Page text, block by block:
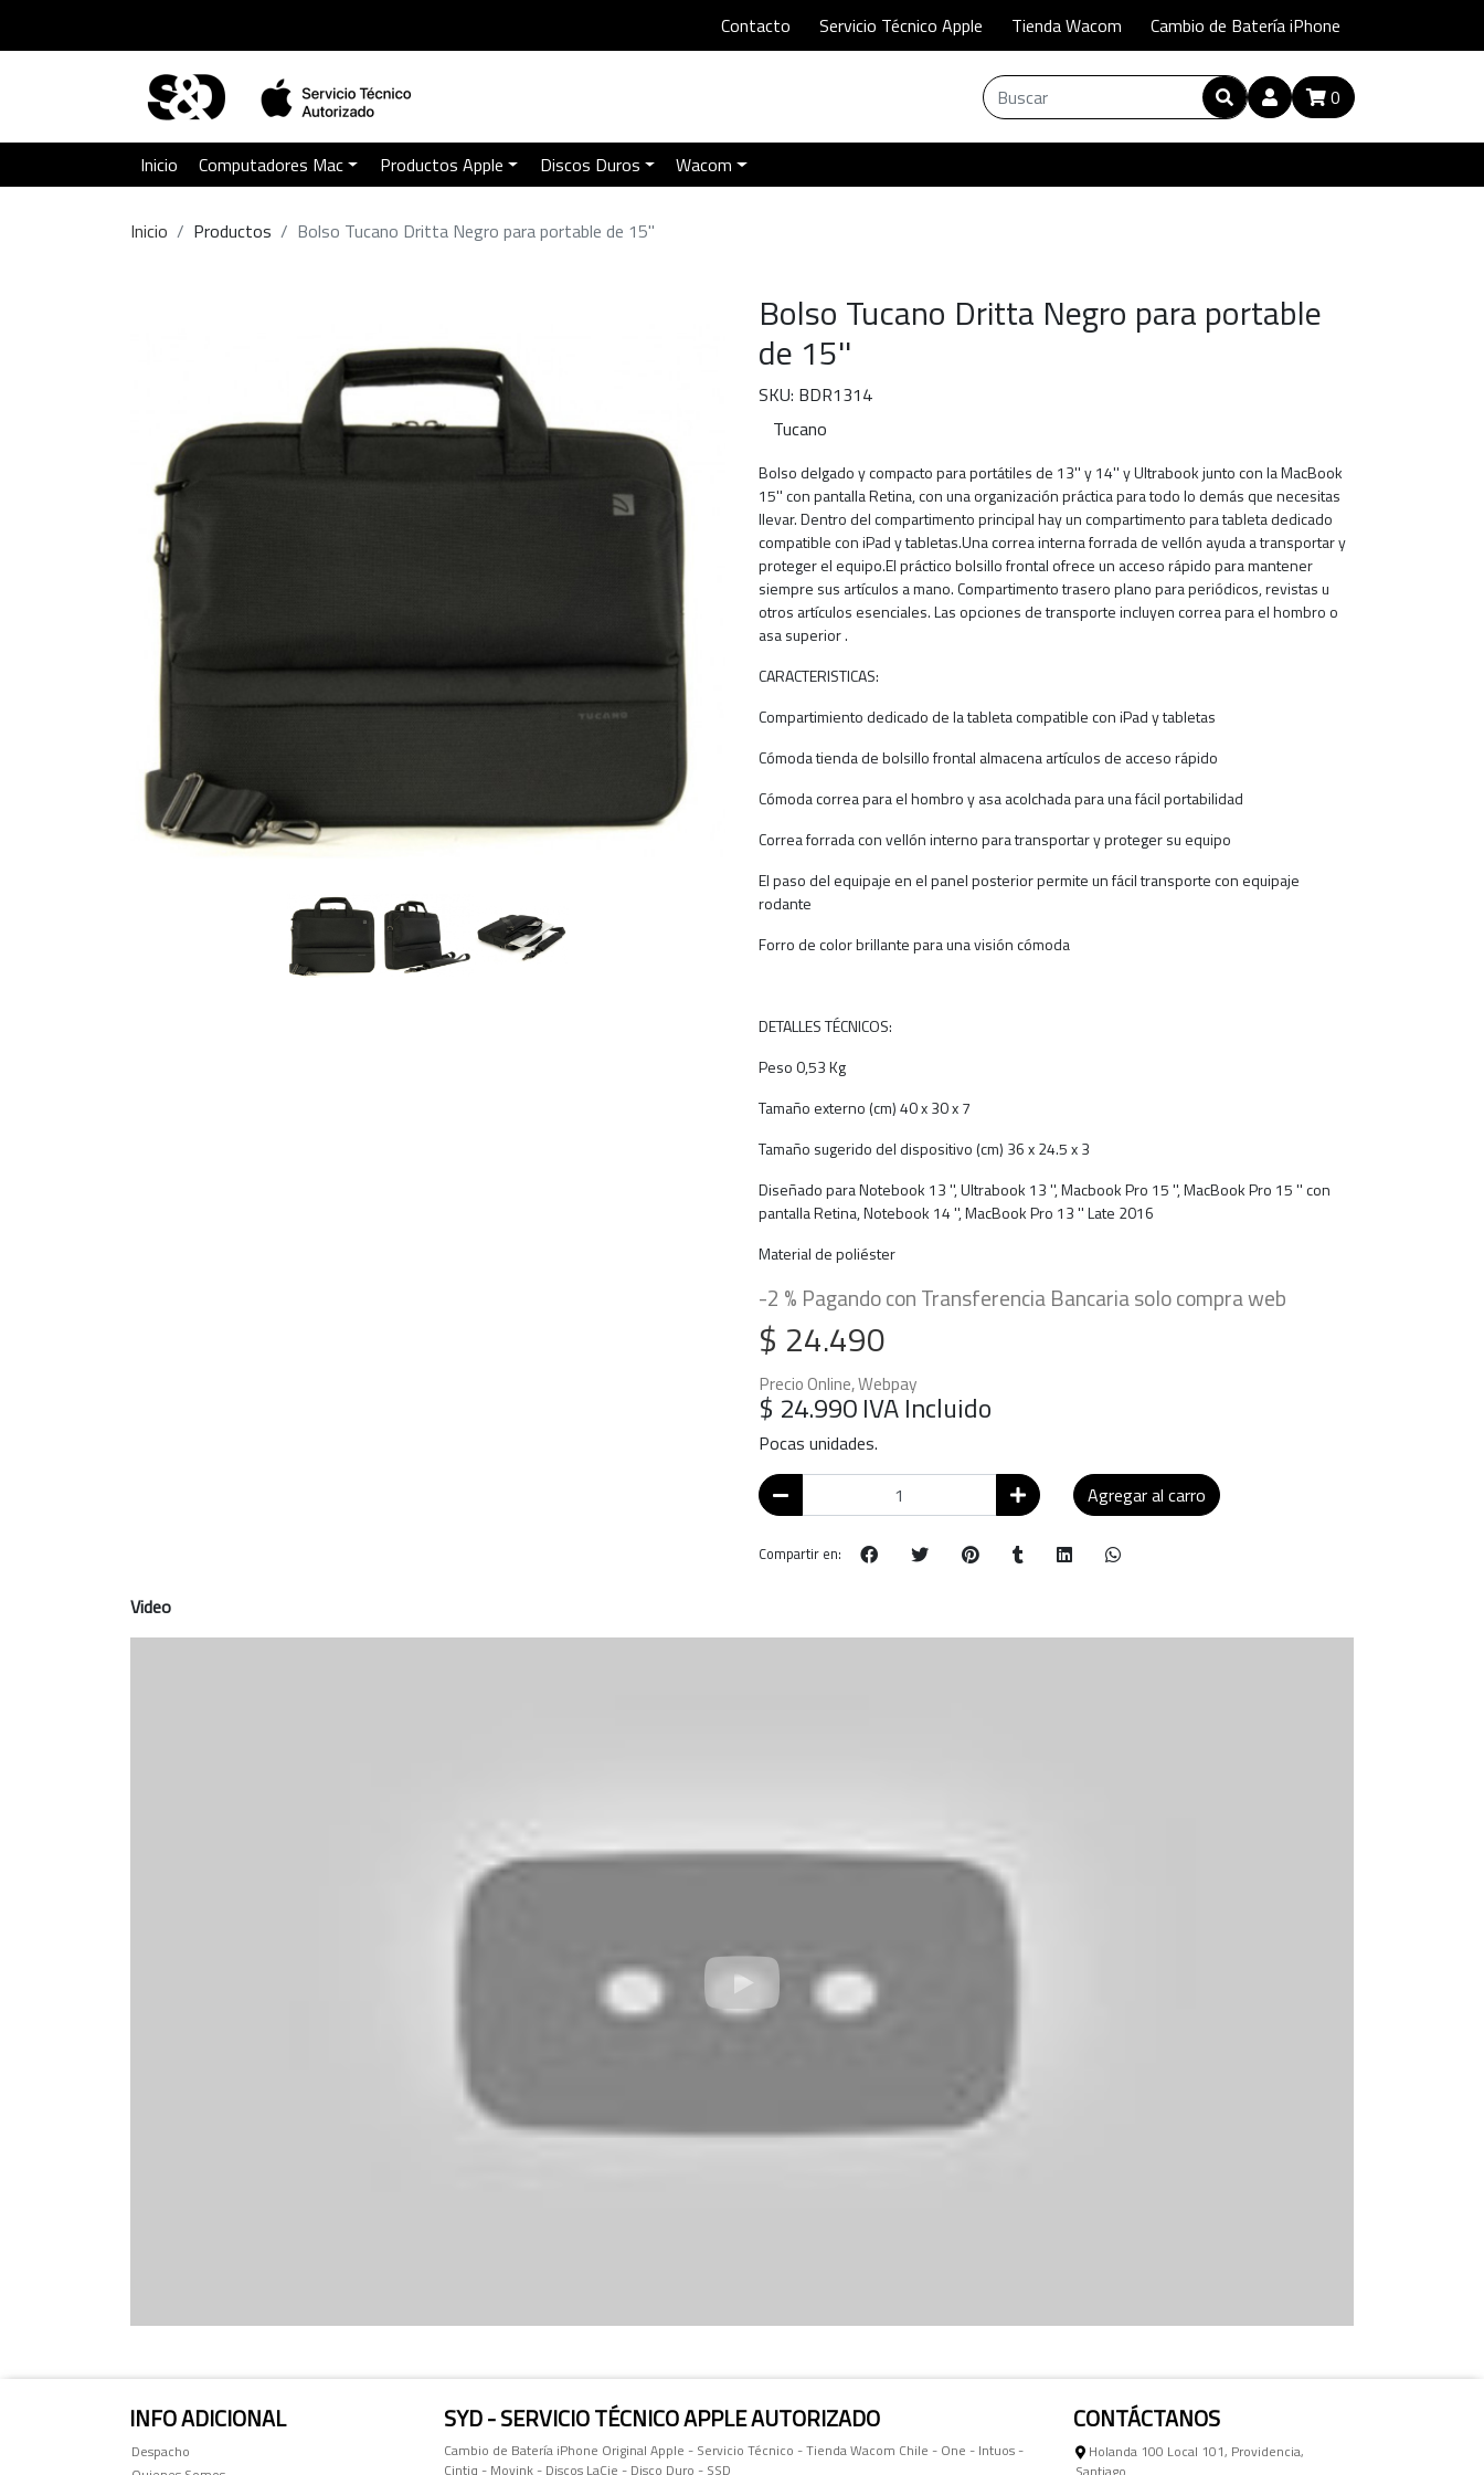
Contacto Servicio Técnico Apple Tienda Wacom Cambio de Batería iPhone
0
Inicio Computadores Mac Productos Apple Discos Duros Wacom
Inicio Productos Bolso Tucano Dritta Negro para portable de 15''
Bolso Tucano Dritta Negro para portable
de 15''
SKU: BDR1314
Tucano
Bolso delgado y compacto para portátiles de 13'' y 14'' y Ultrabook junto con la MacBook
15'' con pantalla Retina, con una organización práctica para todo lo demás que necesitas
llevar. Dentro del compartimento principal hay un compartimento para tableta dedicado
compatible con iPad y tabletas.Una correa interna forrada de vellón ayuda a transportar y
proteger el equipo.El práctico bolsillo frontal ofrece un acceso rápido para mantener
siempre sus artículos a mano. Compartimento trasero plano para periódicos, revistas u
otros artículos esenciales. Las opciones de transporte incluyen correa para el hombro o
asa superior .
CARACTERISTICAS:
Compartimiento dedicado de la tableta compatible con iPad y tabletas
Cómoda tienda de bolsillo frontal almacena artículos de acceso rápido
Cómoda correa para el hombro y asa acolchada para una fácil portabilidad
Correa forrada con vellón interno para transportar y proteger su equipo
El paso del equipaje en el panel posterior permite un fácil transporte con equipaje
rodante
Forro de color brillante para una visión cómoda
DETALLES TÉCNICOS:
Peso 0,53 Kg
Tamaño externo (cm) 40 x 30 x 7
Tamaño sugerido del dispositivo (cm) 36 x 24.5 x 3
Diseñado para Notebook 13 '', Ultrabook 13 '', Macbook Pro 15 '', MacBook Pro 15 '' con
pantalla Retina, Notebook 14 '', MacBook Pro 13 '' Late 2016
Material de poliéster
-2 % Pagando con Transferencia Bancaria solo compra web
$ 24.490
Precio Online, Webpay
$ 24.990IVA Incluido
Pocas unidades.
Agregar al carro
Compartir en:
Video
INFO ADICIONAL
Despacho
SYD - SERVICIO TÉCNICO APPLE AUTORIZADO
Cambio de Batería iPhone Original Apple - Servicio Técnico - Tienda Wacom Chile - One - Intuos -
Cintiq - Movink - Discos LaCie - Disco Duro - SSD
CONTÁCTANOS
Holanda 100 Local 101, Providencia,